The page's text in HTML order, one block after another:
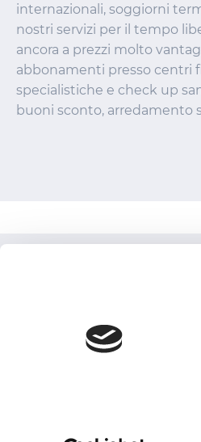
internazionali, soggiorni
nostri servizi per il tempo
ancora a prezzi molto
abbonamenti presso centri
specialistiche e check up
buoni sconto, arredamento